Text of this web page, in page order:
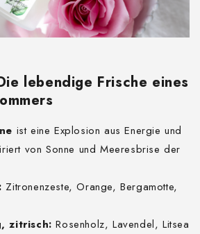
lebendige Frische eines
ist eine Explosion aus Energie und
von Sonne und Meeresbrise der
Zitronenzeste, Orange, Bergamotte,
zitrisch: Rosenholz, Lavendel, Litsea